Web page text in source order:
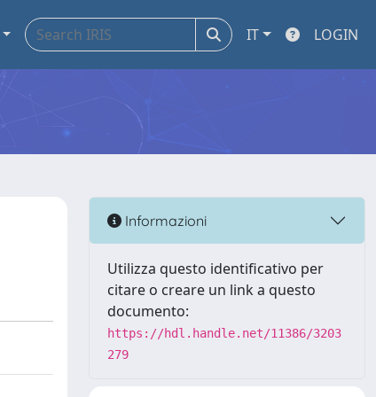
IT LOGIN
Informazioni
Utilizza questo identificativo per
citare o creare un link a questo
documento:
https://hdl.handle.net/11386/3203
279